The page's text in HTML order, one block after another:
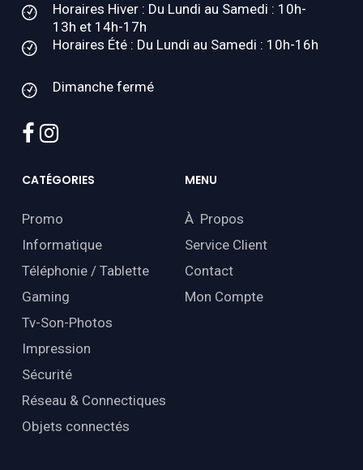
Horaires Hiver : Du Lundi au Samedi : 10h-
13h et 14h-17h
Horaires Été : Du Lundi au Samedi : 10h-16h
Dimanche fermé
facebook
instagram
CATÉGORIES
Promo
Informatique
Téléphonie / Tablette
Gaming
Tv-Son-Photos
Impression
Sécurité
Réseau & Connectiques
Objets connectés
MENU
À Propos
Service Client
Contact
Mon Compte